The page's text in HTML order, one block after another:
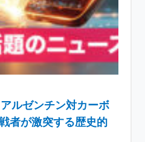
ルゼンチン対カーボ
者が激突する歴史的